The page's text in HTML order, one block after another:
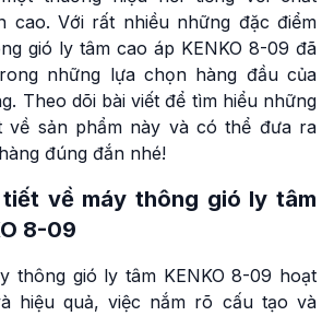
cao. Với rất nhiều những đặc điểm
gió ly tâm cao áp KENKO 8-09 đã
những lựa chọn hàng đầu của
Theo dõi bài viết để tìm hiểu những
về sản phẩm này và có thể đưa ra
đúng đắn nhé!
về máy thông gió ly tâm
8-09
thông gió ly tâm KENKO 8-09 hoạt
hiệu quả, việc nắm rõ cấu tạo và